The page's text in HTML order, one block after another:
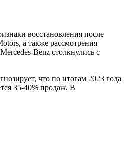
восстановления после
а также рассмотрения
Benz столкнулись с
что по итогам 2023 года
35-40% продаж. В